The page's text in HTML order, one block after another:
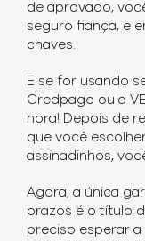
de aprovado,
seguro fiança, e
chaves.
E se for usando
Credpago ou a
hora! Depois de
que você
assinadinhos,
Agora, a única
prazos é o título
preciso esperar